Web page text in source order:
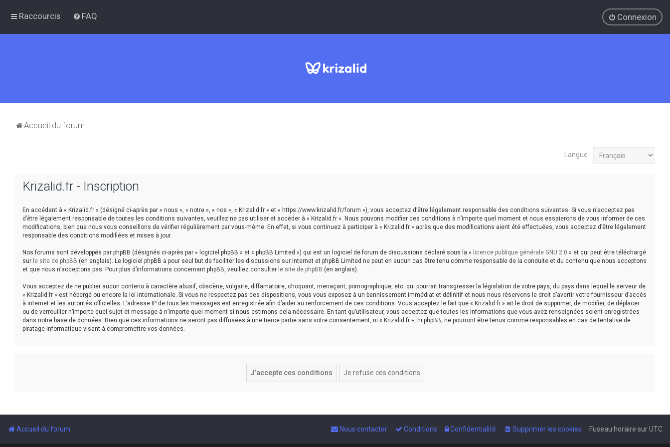
Raccourcis FAQ Connexion
Accueil du forum
Langue :
Krizalid.fr - Inscription
En accédant à « Krizalid.fr » (désigné ci-après par « nous », « notre », « nos », « Krizalid.fr » et « https://www.krizalid.fr/forum »), vous acceptez d’être légalement responsable des conditions suivantes. Si vous n’acceptez pas
d’être légalement responsable de toutes les conditions suivantes, veuillez ne pas utiliser et accéder à « Krizalid.fr ». Nous pouvons modifier ces conditions à n’importe quel moment et nous essaierons de vous informer de ces
modifications, bien que nous vous conseillons de vérifier régulièrement par vous-même. En effet, si vous continuez à participer à « Krizalid.fr » après que des modifications aient été effectuées, vous acceptez d’être légalement
responsable des conditions modifiées et mises à jour.
Nos forums sont développés par phpBB (désignés ci-après par « logiciel phpBB » et « phpBB Limited ») qui est un logiciel de forum de discussions déclaré sous la « licence publique générale GNU 2.0 » et qui peut être téléchargé
sur le site de phpBB (en anglais). Le logiciel phpBB a pour seul but de faciliter les discussions sur internet et phpBB Limited ne peut en aucun cas être tenu comme responsable de la conduite et du contenu que nous acceptons
et que nous n’acceptons pas. Pour plus d’informations concernant phpBB, veuillez consulter le site de phpBB (en anglais).
Vous acceptez de ne publier aucun contenu à caractère abusif, obscène, vulgaire, diffamatoire, choquant, menaçant, pornographique, etc. qui pourrait transgresser la législation de votre pays, du pays dans lequel le serveur de
« Krizalid.fr » est hébergé ou encore la loi internationale. Si vous ne respectez pas ces dispositions, vous vous exposez à un bannissement immédiat et définitif et nous nous réservons le droit d’avertir votre fournisseur d’accès
à internet et les autorités officielles. L’adresse IP de tous les messages est enregistrée afin d’aider au renforcement de ces conditions. Vous acceptez le fait que « Krizalid.fr » ait le droit de supprimer, de modifier, de déplacer
ou de verrouiller n’importe quel sujet et message à n’importe quel moment si nous estimons cela nécessaire. En tant qu’utilisateur, vous acceptez que toutes les informations que vous avez renseignées soient enregistrées
dans notre base de données. Bien que ces informations ne seront pas diffusées à une tierce partie sans votre consentement, ni « Krizalid.fr », ni phpBB, ne pourront être tenus comme responsables en cas de tentative de
piratage informatique visant à compromettre vos données.
Accueil du forum Fuseau horaire surUTC
Supprimer les cookies
Confidentialité
Conditions
Nous contacter